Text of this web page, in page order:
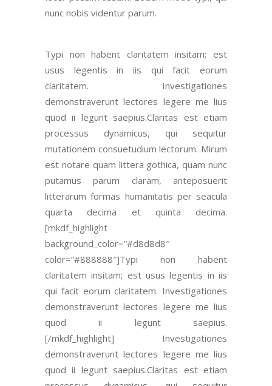
nunc nobis videntur parum.
Typi non habent claritatem insitam; est
usus legentis in iis qui facit eorum
claritatem. Investigationes
demonstraverunt lectores legere me lius
quod ii legunt saepius.Claritas est etiam
processus dynamicus, qui sequitur
mutationem consuetudium lectorum. Mirum
est notare quam littera gothica, quam nunc
putamus parum claram, anteposuerit
litterarum formas humanitatis per seacula
quarta decima et quinta decima.
[mkdf_highlight
background_color=”#d8d8d8″
color=”#888888″]Typi non habent
claritatem insitam; est usus legentis in iis
qui facit eorum claritatem. Investigationes
demonstraverunt lectores legere me lius
quod ii legunt saepius.
[/mkdf_highlight] Investigationes
demonstraverunt lectores legere me lius
quod ii legunt saepius.Claritas est etiam